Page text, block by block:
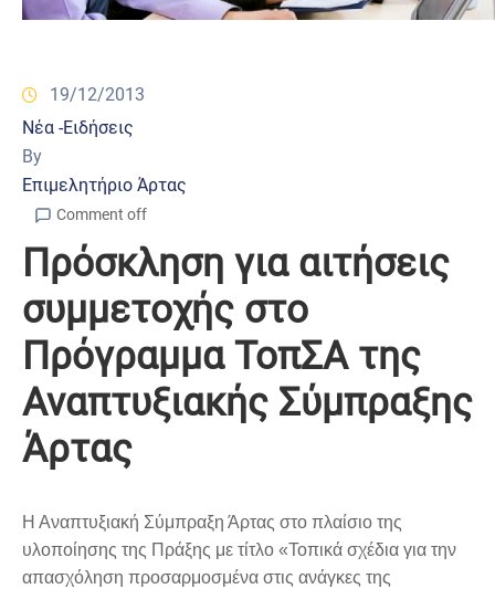
19/12/2013
Νέα -Ειδήσεις
By
Επιμελητήριο Άρτας
Comment off
Πρόσκληση για αιτήσεις
συμμετοχής στο
Πρόγραμμα ΤοπΣΑ της
Αναπτυξιακής Σύμπραξης
Άρτας
Η Αναπτυξιακή Σύμπραξη Άρτας στο πλαίσιο της
υλοποίησης της Πράξης με τίτλο «Τοπικά σχέδια για την
απασχόληση προσαρμοσμένα στις ανάγκες της